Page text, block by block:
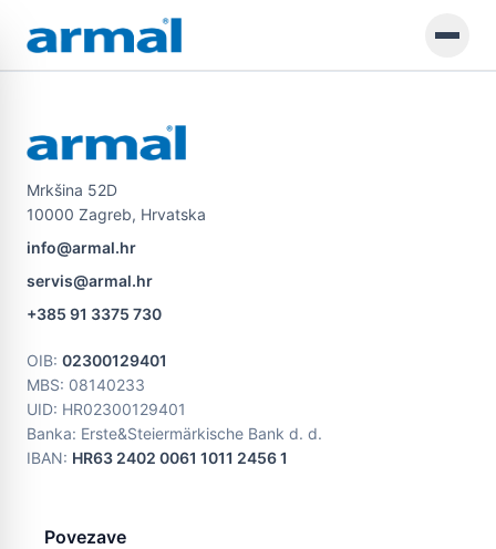
Preskoči na glavno vsebino
Mrkšina 52D
10000 Zagreb, Hrvatska
info@armal.hr
servis@armal.hr
+385 91 3375 730
OIB: 02300129401
MBS: 08140233
UID: HR02300129401
Banka: Erste&Steiermärkische Bank d. d.
IBAN: HR63 2402 0061 1011 2456 1
Povezave